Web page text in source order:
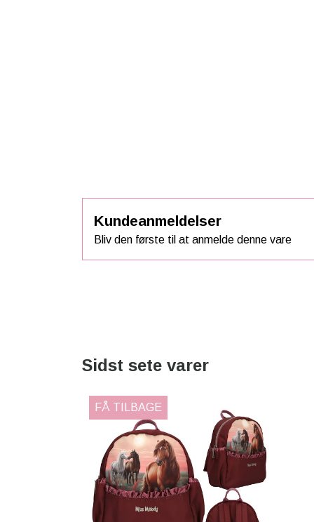
Kundeanmeldelser
Bliv den første til at anmelde denne vare
Sidst sete varer
FÅ TILBAGE